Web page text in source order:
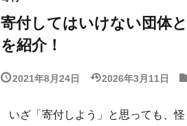
寄付してはいけない団体
を紹介！
2021年8月24日 2026年3月11日
いざ「寄付しよう」と思っても、